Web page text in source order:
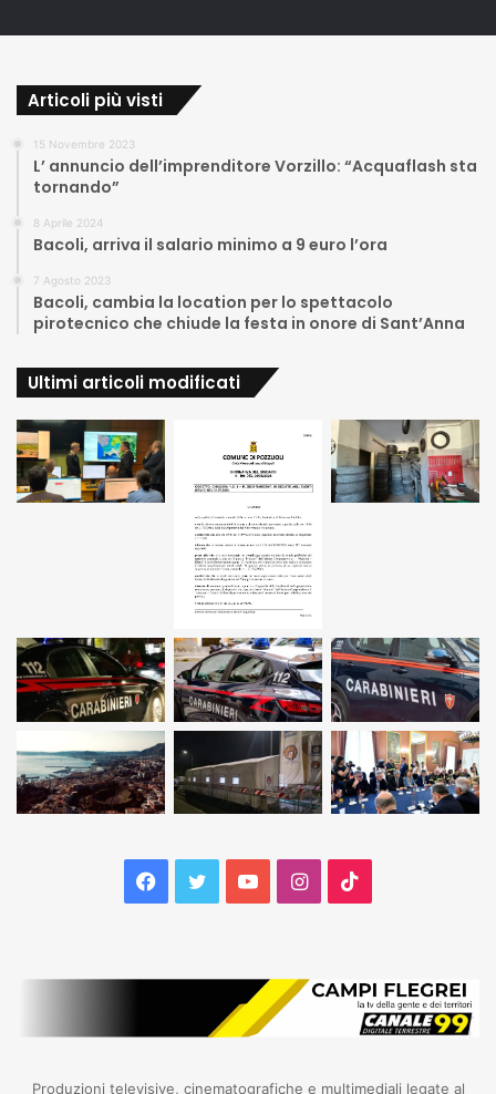
Articoli più visti
15 Novembre 2023
L’ annuncio dell’imprenditore Vorzillo: “Acquaflash sta
tornando”
8 Aprile 2024
Bacoli, arriva il salario minimo a 9 euro l’ora
7 Agosto 2023
Bacoli, cambia la location per lo spettacolo
pirotecnico che chiude la festa in onore di Sant’Anna
Ultimi articoli modificati
Facebook
TwitterYouTubeInstagram
Produzioni televisive, cinematografiche e multimediali legate al